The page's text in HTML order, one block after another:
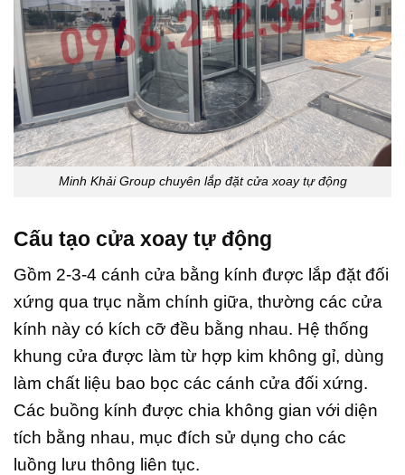
Minh Khải Group chuyên lắp đặt cửa xoay tự động
Cấu tạo cửa xoay tự động
Gồm 2-3-4 cánh cửa bằng kính được lắp đặt đối
xứng qua trục nằm chính giữa, thường các cửa
kính này có kích cỡ đều bằng nhau. Hệ thống
khung cửa được làm từ hợp kim không gỉ, dùng
làm chất liệu bao bọc các cánh cửa đối xứng.
Các buồng kính được chia không gian với diện
tích bằng nhau, mục đích sử dụng cho các
luồng lưu thông liên tục.